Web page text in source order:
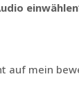
einwählen
auf mein